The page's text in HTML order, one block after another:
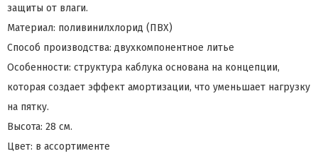
защиты от влаги.
Материал: поливинилхлорид (ПВХ)
Способ производства: двухкомпонентное литье
Особенности: структура каблука основана на концепции,
которая создает эффект амортизации, что уменьшает нагрузку
на пятку.
Высота: 28 см.
Цвет: в ассортименте